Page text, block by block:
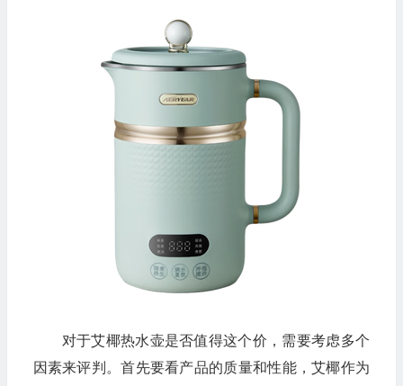
对于艾椰热水壶是否值得这个价，需要考虑多个
因素来评判。首先要看产品的质量和性能，艾椰作为